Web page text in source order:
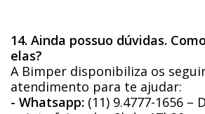
14. Ainda possuo dúvidas.
elas?
A Bimper disponibiliza os
atendimento para te ajudar:
- Whatsapp: (11) 9.4777-1656 –